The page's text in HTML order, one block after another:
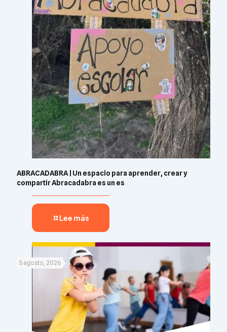
ABRACADABRA | Un espacio para aprender, crear y
compartir Abracadabra es un es
Lee más
5 agosto, 2026